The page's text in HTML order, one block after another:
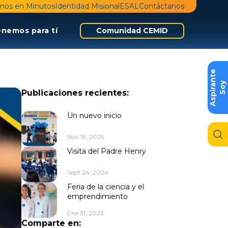
en MinutosIdentidad MisionalESALContáctanos
para tí Comunidad CEMID
S
o
y
A
s
p
i
r
a
n
t
e
Publicaciones recientes:
Un nuevo inicio
Nov 19, 2025
Visita del Padre Henry
Sept 24, 2024
Feria de la ciencia y el
emprendimiento
Ene 31, 2023
Comparte en: